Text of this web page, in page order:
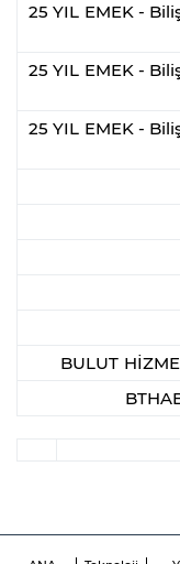
25 YIL EMEK -
25 YIL EMEK -
25 YIL EMEK -
BULUT